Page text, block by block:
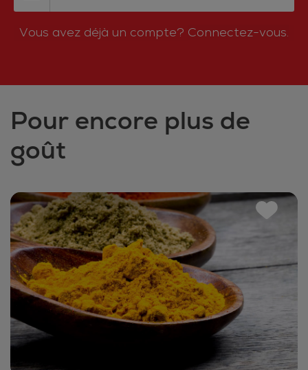
Vous avez déjà un compte? Connectez-vous.
Pour encore plus de
goût